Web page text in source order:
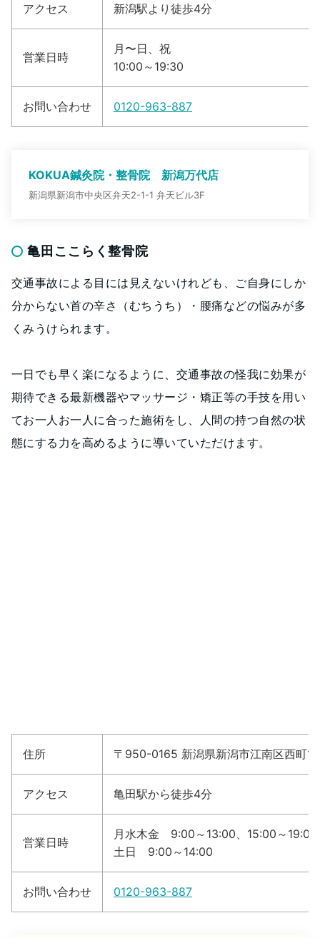
アクセス 新潟駅より徒歩4分
営業日時
月〜日、祝
10:00～19:30
お問い合わせ 0120-963-887
KOKUA鍼灸院・整骨院 新潟万代店
新潟県新潟市中央区弁天2-1-1 弁天ビル3F
亀田ここらく整骨院
交通事故による目には見えないけれども、ご自身にしか
分からない首の辛さ（むちうち）・腰痛などの悩みが多
くみうけられます。
一日でも早く楽になるように、交通事故の怪我に効果が
期待できる最新機器やマッサージ・矯正等の手技を用い
てお一人お一人に合った施術をし、人間の持つ自然の状
態にする力を高めるように導いていただけます。
住所 〒950-0165 新潟県新潟市江南区西町
アクセス 亀田駅から徒歩4分
営業日時
月水木金 9:00～13:00、15:00～19:00
土日 9:00～14:00
お問い合わせ 0120-963-887